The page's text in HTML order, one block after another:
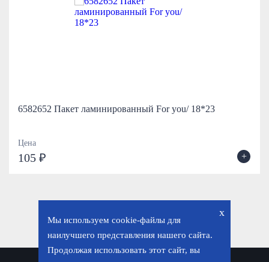
6582652 Пакет ламинированный For you/ 18*23
Цена
105 ₽ +
x
Мы используем cookie-файлы для
наилучшего представления нашего сайта.
Продолжая использовать этот сайт, вы